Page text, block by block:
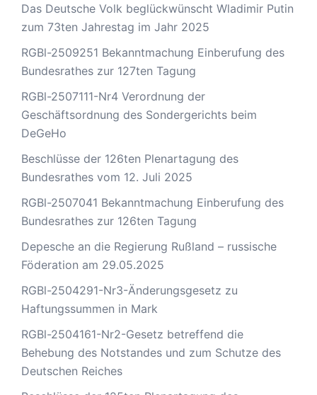
Das Deutsche Volk beglückwünscht Wladimir Putin
zum 73ten Jahrestag im Jahr 2025
RGBl-2509251 Bekanntmachung Einberufung des
Bundesrathes zur 127ten Tagung
RGBl-2507111-Nr4 Verordnung der
Geschäftsordnung des Sondergerichts beim
DeGeHo
Beschlüsse der 126ten Plenartagung des
Bundesrathes vom 12. Juli 2025
RGBl-2507041 Bekanntmachung Einberufung des
Bundesrathes zur 126ten Tagung
Depesche an die Regierung Rußland – russische
Föderation am 29.05.2025
RGBl-2504291-Nr3-Änderungsgesetz zu
Haftungssummen in Mark
RGBl-2504161-Nr2-Gesetz betreffend die
Behebung des Notstandes und zum Schutze des
Deutschen Reiches